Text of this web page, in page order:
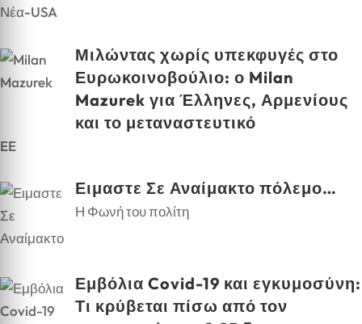
Νέα-USA
Μιλώντας χωρίς υπεκφυγές στο
Ευρωκοινοβούλιο: ο Milan
Mazurek για Έλληνες, Αρμενίους
και το μεταναστευτικό
EE
Ειμαστε Σε Αναίμακτο πόλεμο…
Η Φωνή του πολίτη
Εμβόλια Covid-19 και εγκυμοσύνη:
Τι κρύβεται πίσω από τον